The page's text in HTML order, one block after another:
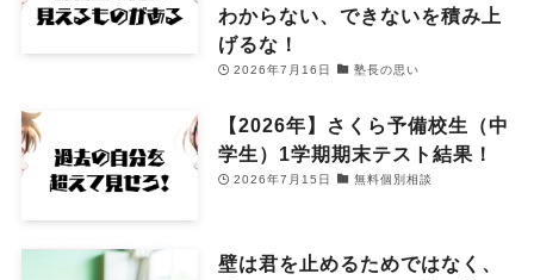
わからない、できないを積み上
げるな！
2026年7月16日 塾長の思い
【2026年】さくら予備校生（中
学生）1学期期末テスト結果！
2026年7月15日 無料個別相談
壁は君を止めるためではなく、